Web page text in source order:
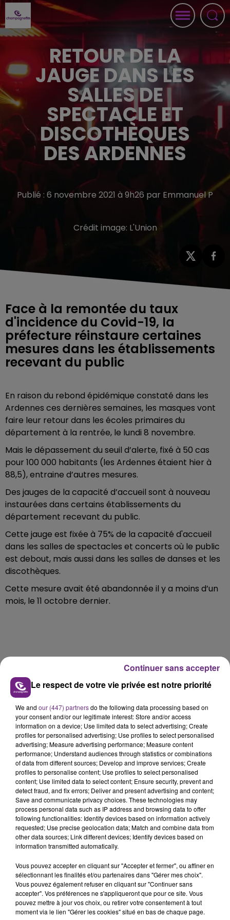
RETOUR DE LA
JAUGE DANS LES
SALLES DE
SPECTACLE ET
DISCOTHÈQUES
DES ARDENNES
Publié : 6 novembre 2021 à 9h26 par Emmanuel P
Crédit image: L'Union
Face à la remontée du taux
d'incidence du Covid-19, la
préfecture réinstaure certaines
mesures dans les établissements
recevant du public
En raison du rebond épidémique constaté dans les
Ardennes ces dernières semaines, les masques vont
faire leur retour dans les écoles primaires du
département à la rentrée, le lundi 8 novembre.
Mais le dépassement du seuil d’alerte, fixé à 50 cas
pour 100 000 habitants (les Ardennes étaient hier à
88,5), entraine d’autres mesures.
Des jauges de la capacité d’accueil sont à nouveau
instaurées dans certains établissements du
département recevant du public.
Cette jauge est fixée à 75% de la capacité d'accueil
dans les salles de spectacles et concerts où le public
est debout, mais aussi dans les salles de danses et les
discothèques.
Cette mesure avait été abandonnée il y a moins d’un
mois, le 11 octobre dernier.
Renforcement des mesures sanitaires
dans les Ardennespic.twitter.com/WLntyg8IUM
— Préfet des Ardennes (@Prefet08)
2021
FIL D'ACTU
6 août 2026
SI TOUT LE MONDE FAIT ÇA, MOI L'ANNÉE
PROCHAINE JE VENDANGE EN...
La vendange en Champagne a débuté ce jeudi 6
août dans la commune de Montgueux (Aube). Du
Le respect de votre vie privée est notre priorité
We and our (447) partnersdo the following data processing based on
your consent and/or our legitimate interest: Store and/or access
information on a device; Use limited data to select advertising; Create
profiles for personalised advertising; Use profiles to select personalised
advertising; Measure advertising performance; Measure content
performance; Understand audiences through statistics or combinations
of data from different sources; Develop and improve services; Create
profiles to personalise content; Use profiles to select personalised
content; Use limited data to select content; Ensure security, prevent and
detect fraud, and fix errors; Deliver and present advertising and content;
Save and communicate privacy choices. These technologies may
process personal data such as IP address and browsing data to offer
following functionalities: Identify devices based on information actively
requested; Use precise geolocation data; Match and combine data from
other data sources; Link different devices; Identify devices based on
information transmitted automatically.
Vous pouvez accepter en cliquant sur "Accepter et fermer", ou affiner en
sélectionnant les finalités et/ou partenaires dans "Gérer mes choix".
Vous pouvez également refuser en cliquant sur "Continuer sans
accepter". Vos préférences ne s'appliqueront que pour ce site. Vous
pouvez mettre à jour vos choix, ou retirer votre consentement à tout
moment via le lien "Gérer les cookies" situé en bas de chaque page.
Continuer sans accepter